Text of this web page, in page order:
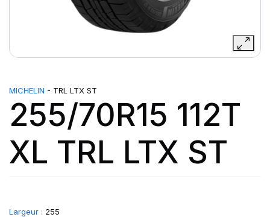
MICHELIN - TRL LTX ST
255/70R15 112T
XL TRL LTX ST
Largeur : 255